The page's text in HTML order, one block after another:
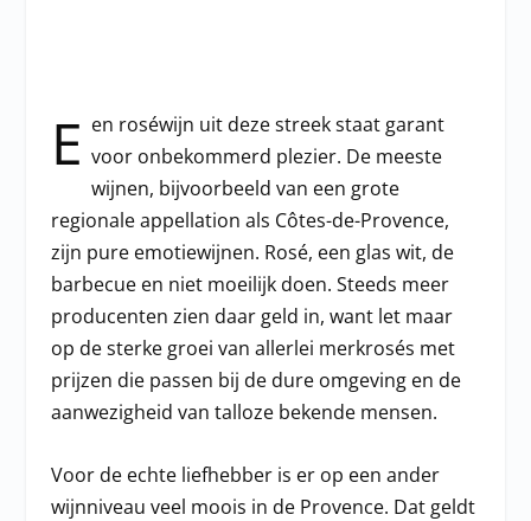
E en roséwijn uit deze streek staat garant
voor onbekommerd plezier. De meeste
wijnen, bijvoorbeeld van een grote
regionale appellation als Côtes-de-Provence,
zijn pure emotiewijnen. Rosé, een glas wit, de
barbecue en niet moeilijk doen. Steeds meer
producenten zien daar geld in, want let maar
op de sterke groei van allerlei merkrosés met
prijzen die passen bij de dure omgeving en de
aanwezigheid van talloze bekende mensen.
Voor de echte liefhebber is er op een ander
wijnniveau veel moois in de Provence. Dat geldt